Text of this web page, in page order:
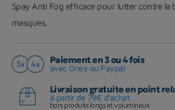
Spay Anti Fog efficace pour lutter contre la
masques.
Paiement en 3 ou 4 fois
avec Oney ou Paypal
Livraison gratuite en point
à partir de 79€ d'achat
hors produits longs et volumineux